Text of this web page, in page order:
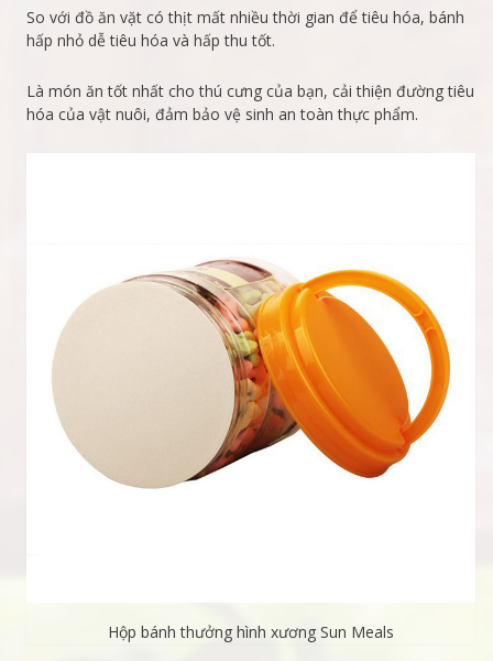
So với đồ ăn vặt có thịt mất nhiều thời gian để tiêu hóa, bánh
hấp nhỏ dễ tiêu hóa và hấp thu tốt.
Là món ăn tốt nhất cho thú cưng của bạn, cải thiện đường tiêu
hóa của vật nuôi, đảm bảo vệ sinh an toàn thực phẩm.
Hộp bánh thưởng hình xương Sun Meals